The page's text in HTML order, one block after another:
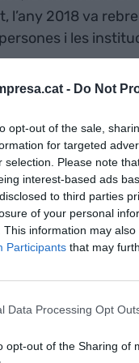
- Do Not
opt-out of the sale,
for targeted
selection. Please note
interest-based ads
to third parties
of your personal
This information may
Participants that may
Data Processing Opt
opt-out of the Sharing of
2018 va
i les
Econòmiques
Minnesota (1987),
de Barcelona
(1995-
on va començar
rebre el
“a